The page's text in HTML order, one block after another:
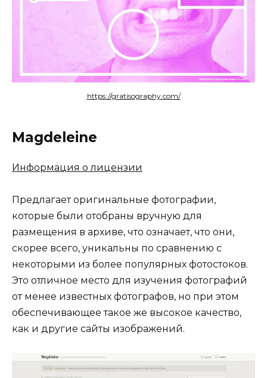
https://gratisography.com/
Magdeleine
Информация о лицензии
Предлагает оригинальные фотографии,
которые были отобраны вручную для
размещения в архиве, что означает, что они,
скорее всего, уникальны по сравнению с
некоторыми из более популярных фотостоков.
Это отличное место для изучения фотографий
от менее известных фотографов, но при этом
обеспечивающее такое же высокое качество,
как и другие сайты изображений.